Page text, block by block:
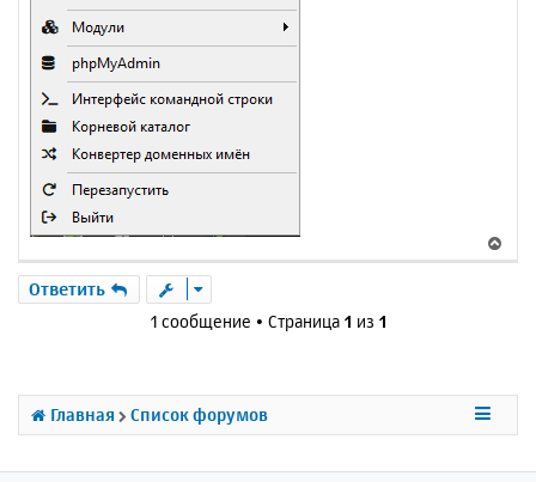
е
с
н
Ответить
1 сообщение • Страница 1 из 1
Главная Список форумов